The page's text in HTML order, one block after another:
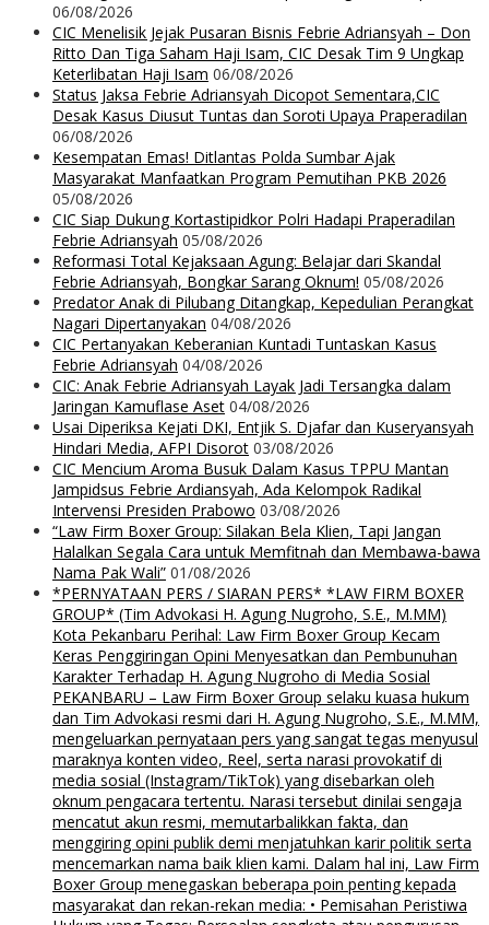
06/08/2026
CIC Menelisik Jejak Pusaran Bisnis Febrie Adriansyah – Don
Ritto Dan Tiga Saham Haji Isam, CIC Desak Tim 9 Ungkap
Keterlibatan Haji Isam 06/08/2026
Status Jaksa Febrie Adriansyah Dicopot Sementara,CIC
Desak Kasus Diusut Tuntas dan Soroti Upaya Praperadilan
06/08/2026
Kesempatan Emas! Ditlantas Polda Sumbar Ajak
Masyarakat Manfaatkan Program Pemutihan PKB 2026
05/08/2026
CIC Siap Dukung Kortastipidkor Polri Hadapi Praperadilan
Febrie Adriansyah 05/08/2026
Reformasi Total Kejaksaan Agung: Belajar dari Skandal
Febrie Adriansyah, Bongkar Sarang Oknum! 05/08/2026
Predator Anak di Pilubang Ditangkap, Kepedulian Perangkat
Nagari Dipertanyakan 04/08/2026
CIC Pertanyakan Keberanian Kuntadi Tuntaskan Kasus
Febrie Adriansyah 04/08/2026
CIC: Anak Febrie Adriansyah Layak Jadi Tersangka dalam
Jaringan Kamuflase Aset 04/08/2026
Usai Diperiksa Kejati DKI, Entjik S. Djafar dan Kuseryansyah
Hindari Media, AFPI Disorot 03/08/2026
CIC Mencium Aroma Busuk Dalam Kasus TPPU Mantan
Jampidsus Febrie Ardiansyah, Ada Kelompok Radikal
Intervensi Presiden Prabowo 03/08/2026
“Law Firm Boxer Group: Silakan Bela Klien, Tapi Jangan
Halalkan Segala Cara untuk Memfitnah dan Membawa-bawa
Nama Pak Wali” 01/08/2026
*PERNYATAAN PERS / SIARAN PERS* *LAW FIRM BOXER
GROUP* (Tim Advokasi H. Agung Nugroho, S.E., M.MM)
Kota Pekanbaru Perihal: Law Firm Boxer Group Kecam
Keras Penggiringan Opini Menyesatkan dan Pembunuhan
Karakter Terhadap H. Agung Nugroho di Media Sosial
PEKANBARU – Law Firm Boxer Group selaku kuasa hukum
dan Tim Advokasi resmi dari H. Agung Nugroho, S.E., M.MM,
mengeluarkan pernyataan pers yang sangat tegas menyusul
maraknya konten video, Reel, serta narasi provokatif di
media sosial (Instagram/TikTok) yang disebarkan oleh
oknum pengacara tertentu. Narasi tersebut dinilai sengaja
mencatut akun resmi, memutarbalikkan fakta, dan
menggiring opini publik demi menjatuhkan karir politik serta
mencemarkan nama baik klien kami. Dalam hal ini, Law Firm
Boxer Group menegaskan beberapa poin penting kepada
masyarakat dan rekan-rekan media: • Pemisahan Peristiwa